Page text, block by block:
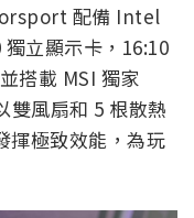
配備 Intel
立顯示卡，16:10
搭載 MSI 獨家
風扇和 5 根散熱
揮極致效能，為玩